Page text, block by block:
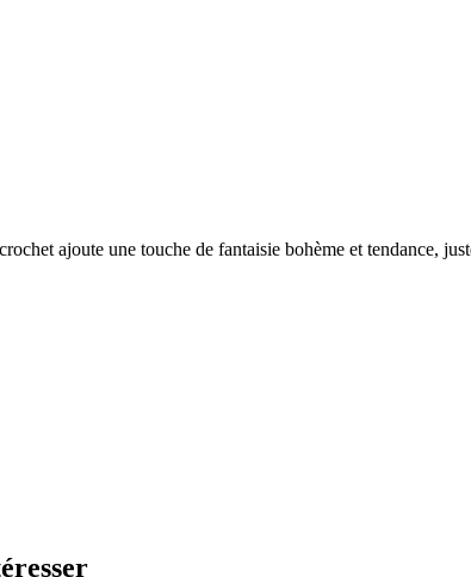
ajoute une touche de fantaisie bohème et tendance,